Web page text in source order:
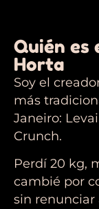
Quién es
Horta
Soy el
más
Janeiro:
Crunch.
Perdí 20 kg,
cambié por
sin